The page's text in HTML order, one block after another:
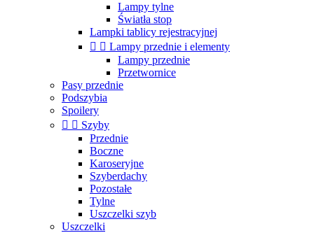
Lampy tylne
Światła stop
Lampki tablicy rejestracyjnej
  Lampy przednie i elementy
Lampy przednie
Przetwornice
Pasy przednie
Podszybia
Spoilery
  Szyby
Przednie
Boczne
Karoseryjne
Szyberdachy
Pozostałe
Tylne
Uszczelki szyb
Uszczelki